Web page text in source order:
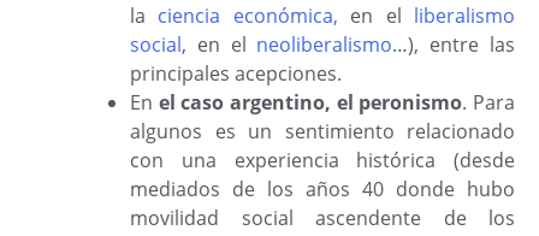
la ciencia económica, en el liberalismo
social, en el neoliberalismo…), entre las
principales acepciones.
En el caso argentino, el peronismo. Para
algunos es un sentimiento relacionado
con una experiencia histórica (desde
mediados de los años 40 donde hubo
movilidad social ascendente de los